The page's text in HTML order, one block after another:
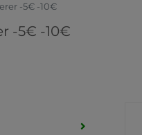
-5€ -10€
-5€ -10€